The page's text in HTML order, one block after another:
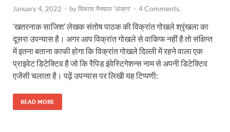
January 4, 2022 - byविकास नैनवाल 'अंजान' - 4 Comments.
‘खतरनाक साजिश’ लेखक संतोष पाठक की विक्रांत गोखले श्रृंखला का
दूसरा उपन्यास है। अगर आप विक्रांत गोखले से वाकिफ नहीं है तो संक्षिप्त
में इतना बताना काफी होगा कि विक्रांत गोखले दिल्ली में रहने वाला एक
प्राइवेट डिटेक्टिव है जो कि रैपिड इंवेस्टिगेशन्स नाम से अपनी डिटेक्टिव
एजेंसी चलाता है। पढ़ें उपन्यास पर लिखी यह टिप्पणी:
READ MORE